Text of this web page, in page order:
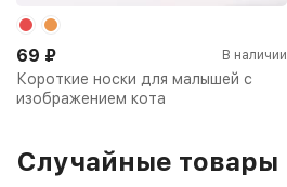
Короткие носки для малышей с
изображением кота
69 ₽ В наличии
Случайные товары